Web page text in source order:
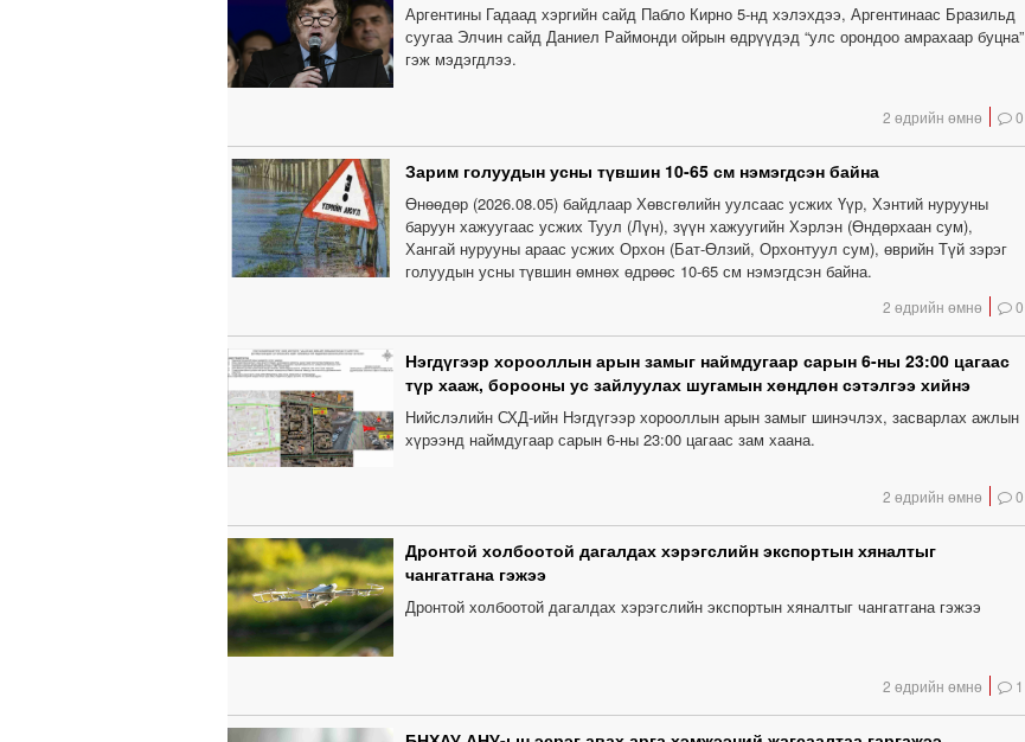
Аргентины Гадаад хэргийн сайд Пабло Кирно 5-нд хэлэхдээ, Аргентинаас Бразильд
суугаа Элчин сайд Даниел Раймонди ойрын өдрүүдэд “улс орондоо амрахаар буцна”
гэж мэдэгдлээ.
2 өдрийн өмнө 0
Зарим голуудын усны түвшин 10-65 см нэмэгдсэн байна
Өнөөдөр (2026.08.05) байдлаар Хөвсгөлийн уулсаас усжих Үүр, Хэнтий нурууны
баруун хажуугаас усжих Туул (Лүн), зүүн хажуугийн Хэрлэн (Өндөрхаан сум),
Хангай нурууны араас усжих Орхон (Бат-Өлзий, Орхонтуул сум), өврийн Түй зэрэг
голуудын усны түвшин өмнөх өдрөөс 10-65 см нэмэгдсэн байна.
2 өдрийн өмнө 0
Нэгдүгээр хорооллын арын замыг наймдугаар сарын 6-ны 23:00 цагаас
түр хааж, борооны ус зайлуулах шугамын хөндлөн сэтэлгээ хийнэ
Нийслэлийн СХД-ийн Нэгдүгээр хорооллын арын замыг шинэчлэх, засварлах ажлын
хүрээнд наймдугаар сарын 6-ны 23:00 цагаас зам хаана.
2 өдрийн өмнө 0
Дронтой холбоотой дагалдах хэрэгслийн экспортын хяналтыг
чангатгана гэжээ
Дронтой холбоотой дагалдах хэрэгслийн экспортын хяналтыг чангатгана гэжээ
2 өдрийн өмнө 1